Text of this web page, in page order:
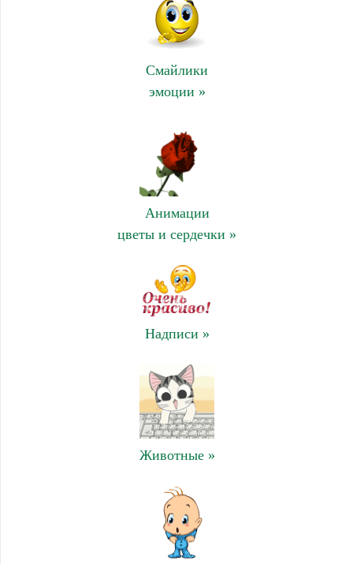
Смайлики
эмоции »
Анимации
цветы и сердечки »
Надписи »
Животные »